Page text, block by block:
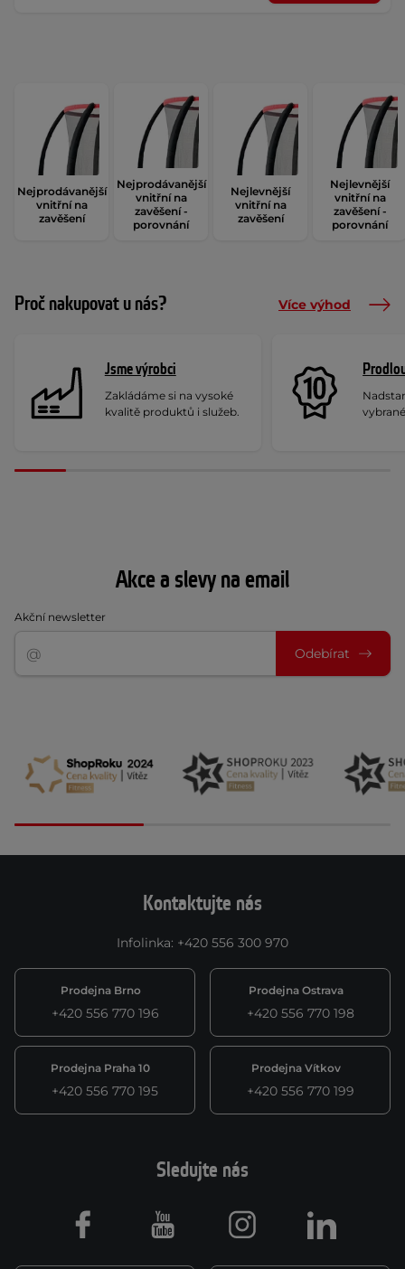
Nejprodávanější
vnitřní na
zavěšení
Nejprodávanější
vnitřní na
zavěšení -
porovnání
Nejlevnější
vnitřní na
zavěšení
Nejlevnější
vnitřní na
zavěšení -
porovnání
Proč nakupovat u nás? Více výhod
Jsme výrobci
Zakládáme si na vysoké
kvalitě produktů i služeb.
Akce a slevy na email
Akční newsletter
Odebírat
Kontaktujte nás
Infolinka: +420 556 300 970
Prodejna Brno
+420 556 770 196
Prodejna Ostrava
+420 556 770 198
Prodejna Praha 10
+420 556 770 195
Prodejna Vítkov
+420 556 770 199
Sledujte nás
Facebook Youtube Instagram LinkedIn